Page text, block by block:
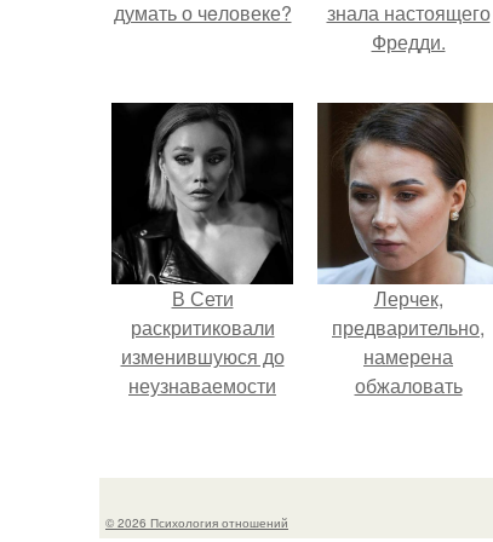
думать о чeловеке?
знала настоящего
Фредди.
В Сети
раскритиковали
изменившуюся до
неузнаваемости
Лерчек,
предварительно,
намерена
обжаловать
© 2026 Психология отношений